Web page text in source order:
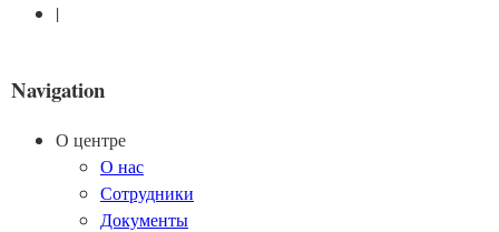
|
Navigation
О центре
О нас
Сотрудники
Документы